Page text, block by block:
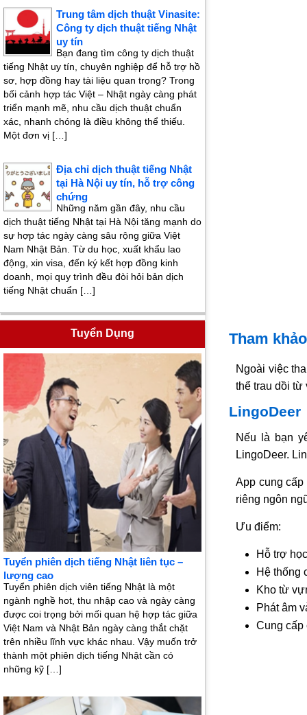
Tham
Ngoài việc
thể trau dồi từ
LingoDeer
Nếu là bạn
LingoDeer.
App cung
riêng ngôn
Ưu điểm:
Hỗ trợ
Hệ thống
Kho từ
Phát âm
Cung cấp
Trung tâm dịch thuật Vinasite:
Công ty dịch thuật tiếng Nhật
uy tín
Bạn đang tìm công ty dịch thuật
tiếng Nhật uy tín, chuyên nghiệp để hỗ trợ hồ
sơ, hợp đồng hay tài liệu quan trọng? Trong
bối cảnh hợp tác Việt – Nhật ngày càng phát
triển mạnh mẽ, nhu cầu dịch thuật chuẩn
xác, nhanh chóng là điều không thể thiếu.
Một đơn vị […]
Địa chỉ dịch thuật tiếng Nhật
tại Hà Nội uy tín, hỗ trợ công
chứng
Những năm gần đây, nhu cầu
dịch thuật tiếng Nhật tại Hà Nội tăng mạnh do
sự hợp tác ngày càng sâu rộng giữa Việt
Nam Nhật Bản. Từ du học, xuất khẩu lao
động, xin visa, đến ký kết hợp đồng kinh
doanh, mọi quy trình đều đòi hỏi bản dịch
tiếng Nhật chuẩn […]
Tuyển Dụng
Tuyển phiên dịch tiếng Nhật liên tục –
lượng cao
Tuyển phiên dịch viên tiếng Nhật là một
ngành nghề hot, thu nhập cao và ngày càng
được coi trọng bởi mối quan hệ hợp tác giữa
Việt Nam và Nhật Bản ngày càng thắt chặt
trên nhiều lĩnh vực khác nhau. Vậy muốn trở
thành một phiên dịch tiếng Nhật cần có
những kỹ […]